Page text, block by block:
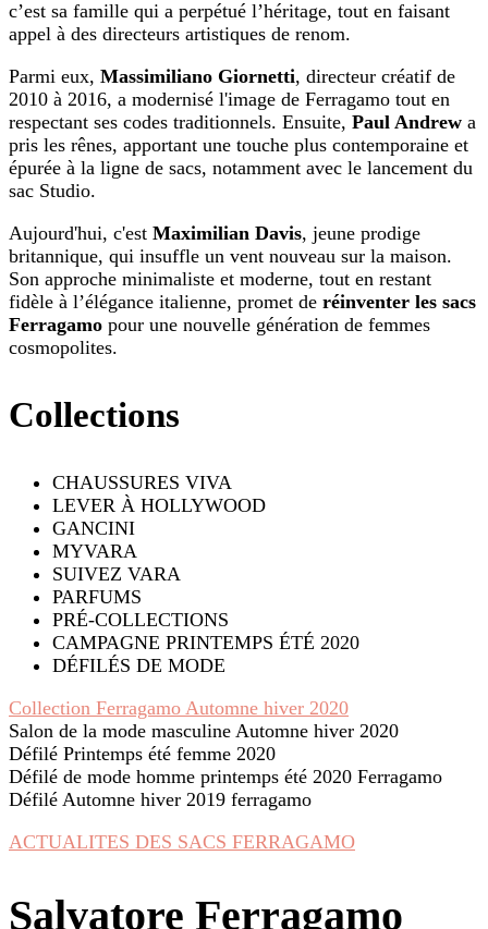
c’est sa famille qui a perpétué l’héritage, tout en faisant
appel à des directeurs artistiques de renom.
Parmi eux, Massimiliano Giornetti, directeur créatif de
2010 à 2016, a modernisé l'image de Ferragamo tout en
respectant ses codes traditionnels. Ensuite, Paul Andrew a
pris les rênes, apportant une touche plus contemporaine et
épurée à la ligne de sacs, notamment avec le lancement du
sac Studio.
Aujourd'hui, c'est Maximilian Davis, jeune prodige
britannique, qui insuffle un vent nouveau sur la maison.
Son approche minimaliste et moderne, tout en restant
fidèle à l’élégance italienne, promet de réinventer les sacs
Ferragamo pour une nouvelle génération de femmes
cosmopolites.
Collections
CHAUSSURES VIVA
LEVER À HOLLYWOOD
GANCINI
MYVARA
SUIVEZ VARA
PARFUMS
PRÉ-COLLECTIONS
CAMPAGNE PRINTEMPS ÉTÉ 2020
DÉFILÉS DE MODE
Collection Ferragamo Automne hiver 2020
Salon de la mode masculine Automne hiver 2020
Défilé Printemps été femme 2020
Défilé de mode homme printemps été 2020 Ferragamo
Défilé Automne hiver 2019 ferragamo
ACTUALITES DES SACS FERRAGAMO
Salvatore Ferragamo